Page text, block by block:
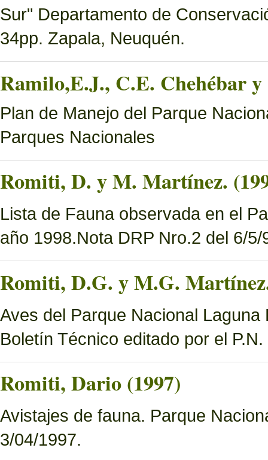
Sur" Departamento de
34pp. Zapala, Neuquén.
Ramilo,E.J., C.E. Chehébar
Plan de Manejo del Parque
Parques Nacionales
Romiti, D. y M. Martínez.
Lista de Fauna observada en el
año 1998.Nota DRP Nro.2 del 6/5/
Romiti, D.G. y M.G.
Aves del Parque Nacional
Boletín Técnico editado por el
Romiti, Dario (1997)
Avistajes de fauna. Parque
3/04/1997.